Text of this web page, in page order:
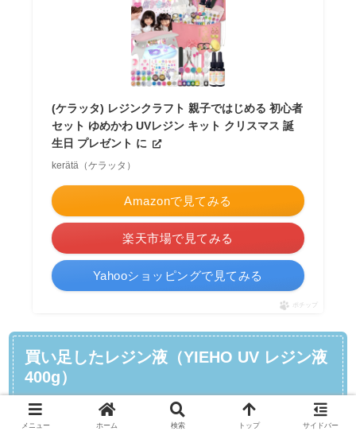
(ケラッタ) レジンクラフト 親子ではじめる 初心者
セット ゆめかわ UVレジン キット クリスマス 誕
生日 プレゼント に
kerätä（ケラッタ）
Amazonで見てみる
楽天市場で見てみる
Yahooショッピングで見てみる
ポチップ
買い足したレジン液（YIEHO UV レジン液
400g）
メニュー ホーム 検索 トップ サイドバー